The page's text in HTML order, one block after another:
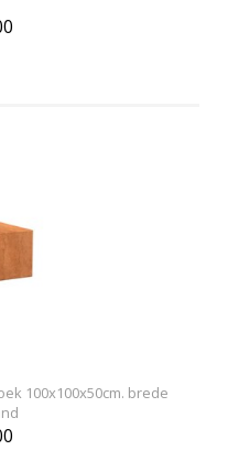
100x100x50cm. brede